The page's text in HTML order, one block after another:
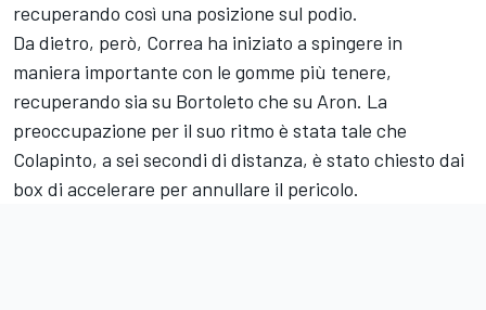
recuperando così una posizione sul podio.
Da dietro, però, Correa ha iniziato a spingere in
maniera importante con le gomme più tenere,
recuperando sia su Bortoleto che su Aron. La
preoccupazione per il suo ritmo è stata tale che
Colapinto, a sei secondi di distanza, è stato chiesto dai
box di accelerare per annullare il pericolo.